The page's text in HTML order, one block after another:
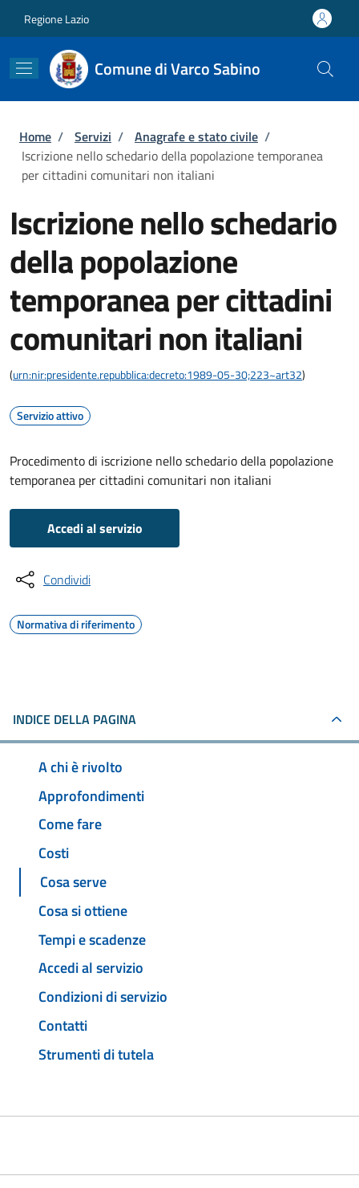
Regione Lazio
Comune di Varco Sabino
Briciole di pane
Home / Servizi / Anagrafe e stato civile /
Iscrizione nello schedario della popolazione temporanea
per cittadini comunitari non italiani
Iscrizione nello schedario
della popolazione
temporanea per cittadini
comunitari non italiani
(urn:nir:presidente.repubblica:decreto:1989-05-30;223~art32)
Servizio attivo
Procedimento di iscrizione nello schedario della popolazione
temporanea per cittadini comunitari non italiani
Accedi al servizio
Condividi
Normativa di riferimento
INDICE DELLA PAGINA
A chi è rivolto
Approfondimenti
Come fare
Costi
Cosa serve
Cosa si ottiene
Tempi e scadenze
Accedi al servizio
Condizioni di servizio
Contatti
Strumenti di tutela